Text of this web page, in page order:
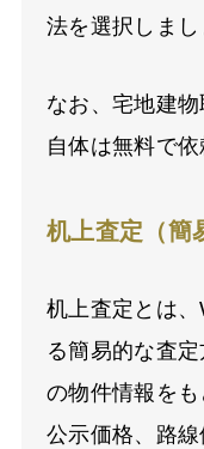
法を選択しまし
なお、宅地建
自体は無料で依
机上査定（簡
机上査定とは、
る簡易的な査
の物件情報を
公示価格、路